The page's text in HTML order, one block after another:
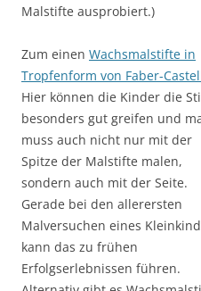
Malstifte ausprobiert.)
Zum einen Wachsmalstifte in
Tropfenform von Faber-
Hier können die Kinder die
besonders gut greifen und
muss auch nicht nur mit der
Spitze der Malstifte malen,
sondern auch mit der Seite.
Gerade bei den allerersten
Malversuchen eines
kann das zu frühen
Erfolgserlebnissen führen.